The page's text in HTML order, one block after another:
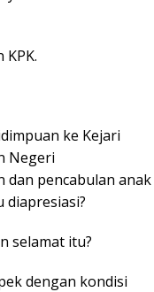
ke Kejari
Negeri
dan pencabulan anak
selamat itu?
dengan kondisi